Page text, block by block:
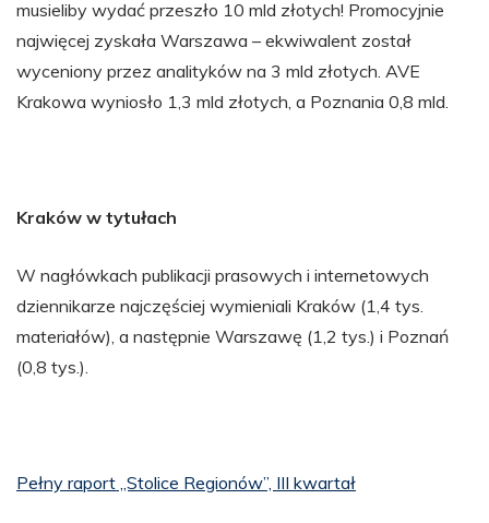
musieliby wydać przeszło 10 mld złotych! Promocyjnie
najwięcej zyskała Warszawa – ekwiwalent został
wyceniony przez analityków na 3 mld złotych. AVE
Krakowa wyniosło 1,3 mld złotych, a Poznania 0,8 mld.
Kraków w tytułach
W nagłówkach publikacji prasowych i internetowych
dziennikarze najczęściej wymieniali Kraków (1,4 tys.
materiałów), a następnie Warszawę (1,2 tys.) i Poznań
(0,8 tys.).
Pełny raport „Stolice Regionów”, III kwartał